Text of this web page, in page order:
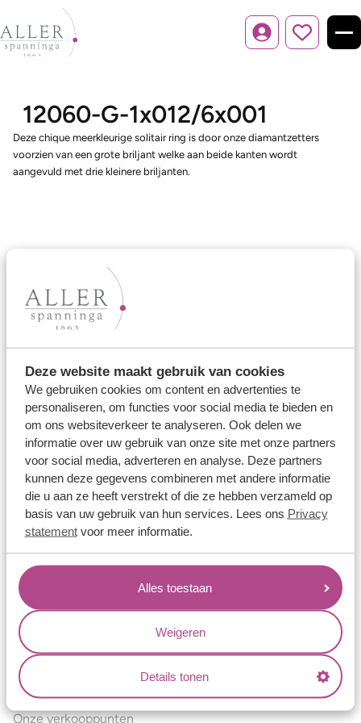
Deze website maakt gebruik van cookies
We gebruiken cookies om content en advertenties te
personaliseren, om functies voor social media te bieden en
om ons websiteverkeer te analyseren. Ook delen we
informatie over uw gebruik van onze site met onze partners
voor social media, adverteren en analyse. Deze partners
kunnen deze gegevens combineren met andere informatie
die u aan ze heeft verstrekt of die ze hebben verzameld op
basis van uw gebruik van hun services. Lees ons Privacy
statementvoor meer informatie.
Alles toestaan
Weigeren
Details tonen
Inloggen
12060-G-1x012/6x001
Deze chique meerkleurige solitair ring is door onze diamantzetters
voorzien van een grote briljant welke aan beide kanten wordt
aangevuld met drie kleinere briljanten.
Ons aanbod
Trouwringen
Verlovingsringen
Vriendschapsringen
Over ons
Aller Spanninga
Historie
Certificaten
Blogs
Jouw voordelen
Conflictvrije Materialen
Oneindig veel mogelijkheden
Kwaliteit
Juweliers & Contact
Onze verkooppunten